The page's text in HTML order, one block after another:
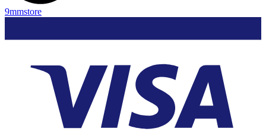
9mmstore